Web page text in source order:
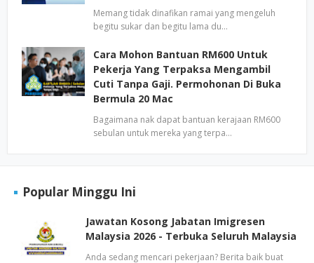
Memang tidak dinafikan ramai yang mengeluh
begitu sukar dan begitu lama du…
Cara Mohon Bantuan RM600 Untuk
Pekerja Yang Terpaksa Mengambil
Cuti Tanpa Gaji. Permohonan Di Buka
Bermula 20 Mac
Bagaimana nak dapat bantuan kerajaan RM600
sebulan untuk mereka yang terpa…
Popular Minggu Ini
Jawatan Kosong Jabatan Imigresen
Malaysia 2026 - Terbuka Seluruh Malaysia
Anda sedang mencari pekerjaan? Berita baik buat